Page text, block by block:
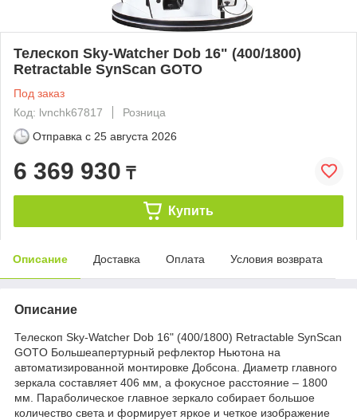
Телескоп Sky-Watcher Dob 16" (400/1800)
Retractable SynScan GOTO
Под заказ
Код: lvnchk67817
Розница
Отправка с 25 августа 2026
6 369 930 ₸
Купить
Описание Доставка Оплата Условия возврата
Описание
Телескоп Sky-Watcher Dob 16" (400/1800) Retractable SynScan
GOTO Большеапертурный рефлектор Ньютона на
автоматизированной монтировке Добсона. Диаметр главного
зеркала составляет 406 мм, а фокусное расстояние – 1800
мм. Параболическое главное зеркало собирает большое
количество света и формирует яркое и четкое изображение